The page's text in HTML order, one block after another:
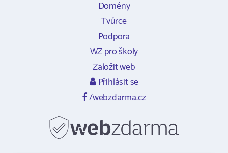
Domény
Tvůrce
Podpora
WZ pro školy
Založit web
Přihlásit se
/webzdarma.cz